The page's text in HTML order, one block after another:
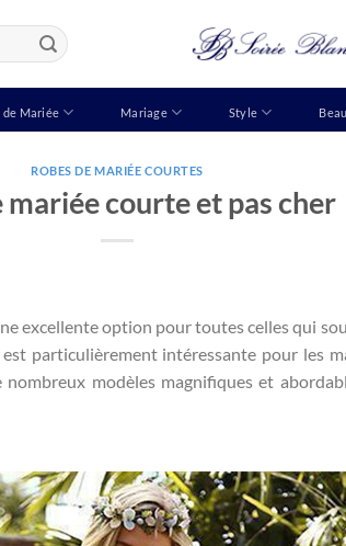
de Mariée Mariage Style
ROBES DE MARIÉE COURTES
mariée courte et pas cher
excellente option pour toutes celles qui
particulièrement intéressante pour les
modèles magnifiques et